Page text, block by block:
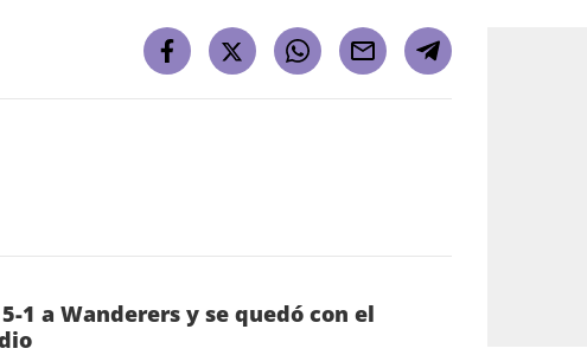
1 a Wanderers y se quedó con el